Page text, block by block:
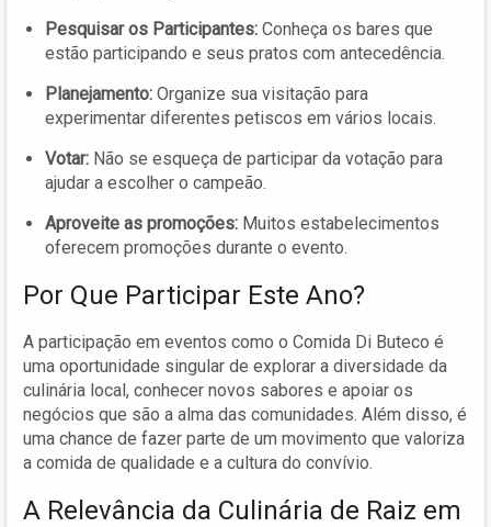
Pesquisar os Participantes: Conheça os bares que
estão participando e seus pratos com antecedência.
Planejamento: Organize sua visitação para
experimentar diferentes petiscos em vários locais.
Votar: Não se esqueça de participar da votação para
ajudar a escolher o campeão.
Aproveite as promoções: Muitos estabelecimentos
oferecem promoções durante o evento.
Por Que Participar Este Ano?
A participação em eventos como o Comida Di Buteco é
uma oportunidade singular de explorar a diversidade da
culinária local, conhecer novos sabores e apoiar os
negócios que são a alma das comunidades. Além disso, é
uma chance de fazer parte de um movimento que valoriza
a comida de qualidade e a cultura do convívio.
A Relevância da Culinária de Raiz em